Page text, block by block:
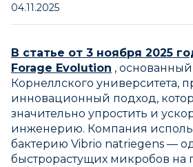
04.11.2025
В статье от 3 ноября 2025
Forage Evolution ,
Корнеллского университета,
инновационный подход,
значительно упростить и
инженерию. Компания
бактерию Vibrio natriegens —
быстрорастущих микробов на